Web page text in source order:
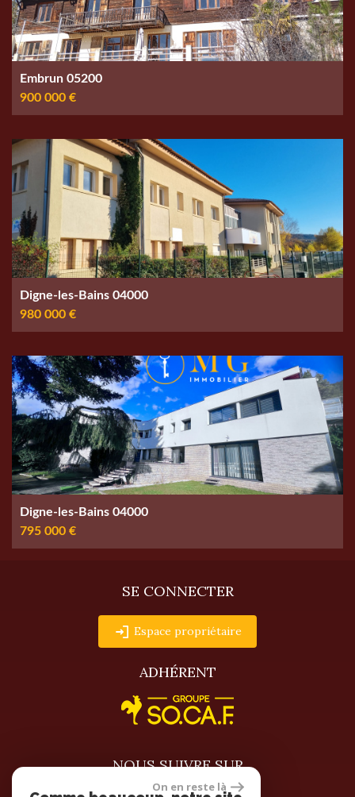
Embrun 05200
900 000 €
Digne-les-Bains 04000
980 000 €
Digne-les-Bains 04000
795 000 €
SE CONNECTER
Espace propriétaire
ADHÉRENT
NOUS SUIVRE SUR
On en reste là